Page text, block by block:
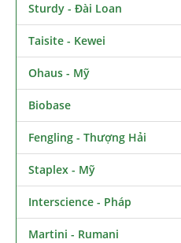
Sturdy - Đài Loan
Taisite - Kewei
Ohaus - Mỹ
Biobase
Fengling - Thượng Hải
Staplex - Mỹ
Interscience - Pháp
Martini - Rumani